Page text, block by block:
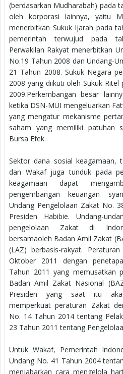
(berdasarkan Mudharabah) pada
oleh korporasi lainnya, yaitu
menerbitkan Sukuk Ijarah pada
pemerintah terwujud pada
Perwakilan Rakyat menerbitkan
No.19 Tahun 2008 dan Undang-
21 Tahun 2008. Sukuk Negara
2008 yang diikuti oleh Sukuk
2009.Perkembangan besar
ketika DSN-MUI mengeluarkan
yang mengatur mekanisme
saham yang memiliki patuhan
Bursa Efek.
Sektor dana sosial keagamaan,
dan Wakaf juga tunduk pada
keagamaan dapat
pengembangan keuangan
Undang Pengelolaan Zakat No.
Presiden Habibie. Undang-
pengelolaan Zakat di
bersamaoleh Badan Amil Zakat
(LAZ) berbasis-rakyat.
Oktober 2011 dengan
Tahun 2011 yang memusatkan
Badan Amil Zakat Nasional
Presiden yang saat itu
memperkuat peraturan Zakat
No. 14 Tahun 2014 tentang
23 Tahun 2011 tentang
Untuk Wakaf, Pemerintah
Undang No. 41 Tahun 2004
menjabarkan cara mengelola